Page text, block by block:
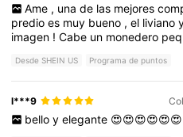
Ame , una de las mejores
predioes muy bueno ,el liviano
imagen !Cabe un monedero
Desde SHEIN US Programa de puntos
l***9
bello y elegante